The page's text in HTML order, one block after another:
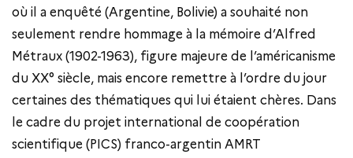
où il a enquêté (Argentine, Bolivie) a souhaité non
seulement rendre hommage à la mémoire d’Alfred
Métraux (1902-1963), figure majeure de l’américanisme
du XX° siècle, mais encore remettre à l’ordre du jour
certaines des thématiques qui lui étaient chères. Dans
le cadre du projet international de coopération
scientifique (PICS) franco-argentin AMRT